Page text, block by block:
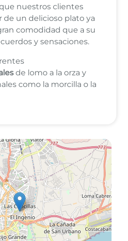
nuestros clientes
de un delicioso plato ya
comodidad que a su
y sensaciones.
de lomo a la orza y
como la morcilla o la